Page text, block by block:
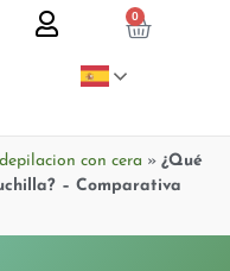
0
depilacion con cera » ¿Qué
– Comparativa